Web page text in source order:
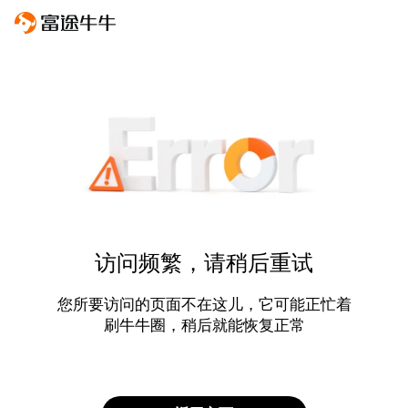
访问频繁，请稍后重试
您所要访问的页面不在这儿，它可能正忙着
刷牛牛圈，稍后就能恢复正常